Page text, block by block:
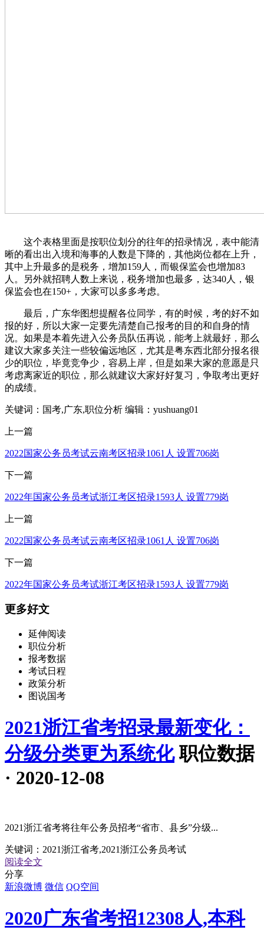
这个表格里面是按职位划分的往年的招录情况，表中能清
晰的看出出入境和海事的人数是下降的，其他岗位都在上升，
其中上升最多的是税务，增加159人，而银保监会也增加83
人。另外就招聘人数上来说，税务增加也最多，达340人，银
保监会也在150+，大家可以多多考虑。
最后，广东华图想提醒各位同学，有的时候，考的好不如
报的好，所以大家一定要先清楚自己报考的目的和自身的情
况。如果是本着先进入公务员队伍再说，能考上就最好，那么
建议大家多关注一些较偏远地区，尤其是粤东西北部分报名很
少的职位，毕竟竞争少，容易上岸，但是如果大家的意愿是只
考虑离家近的职位，那么就建议大家好好复习，争取考出更好
的成绩。
关键词：国考,广东,职位分析 编辑：yushuang01
上一篇
2022国家公务员考试云南考区招录1061人 设置706岗
下一篇
2022年国家公务员考试浙江考区招录1593人 设置779岗
上一篇
2022国家公务员考试云南考区招录1061人 设置706岗
下一篇
2022年国家公务员考试浙江考区招录1593人 设置779岗
更多好文
延伸阅读
职位分析
报考数据
考试日程
政策分析
图说国考
2021浙江省考招录最新变化：
分级分类更为系统化 职位数据
· 2020-12-08
2021浙江省考将往年公务员招考“省市、县乡”分级...
关键词： 2021浙江省考,2021浙江公务员考试
阅读全文
分享
新浪微博 微信 QQ空间
2020广东省考招12308人,本科